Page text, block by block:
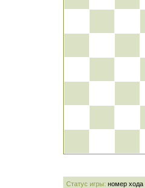
Статус игры: номер хода